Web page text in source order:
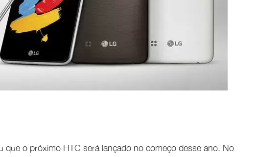
que o próximo HTC será lançado no começo desse ano. No